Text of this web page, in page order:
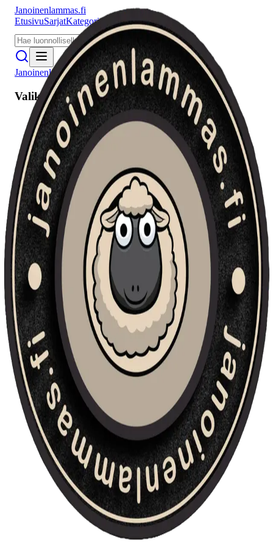
Janoinenlammas.fi
EtusivuSarjatKategoriat PuhujatMeistä
Janoinenlammas.fi
Valikko
Etusivu
Sarjat
Kategoriat
Puhujat
Haku
Tietosuojaseloste
Seuraa meitä
Facebook Instagram
YouTube
© 2026 Janoinenlammas.fi. Kaikki oikeudet pidätetään.